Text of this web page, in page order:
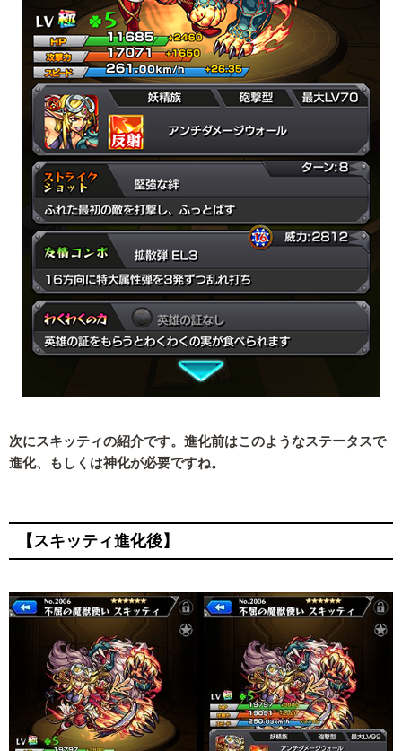
次にスキッティの紹介です。進化前はこのようなステータスで
進化、もしくは神化が必要ですね。
【スキッティ進化後】